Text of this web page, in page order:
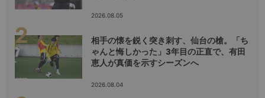
2026.08.05
相手の懐を鋭く突き刺す、仙台の槍。「ち
ゃんと悔しかった」3年目の正直で、有田
恵人が真価を示すシーズンへ
2026.08.04